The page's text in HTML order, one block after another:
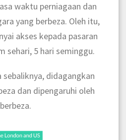
waktu perniagaan dan
yang berbeza. Oleh itu,
akses kepada pasaran
sehari, 5 hari seminggu.
didagangkan
dan dipengaruhi oleh